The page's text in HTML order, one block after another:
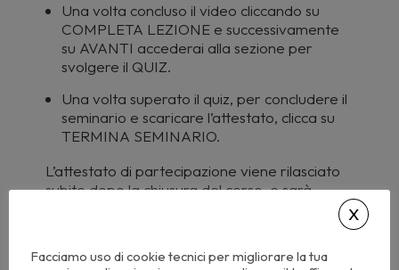
Una volta concluso il video cliccando su
COMPLETA LEZIONE e successivamente
su AVANTI accederai alla sezione per
svolgere il QUIZ.
Una volta superato il quiz, per concludere il
seminario e scaricare l’attestato, clicca su
TERMINA SEMINARIO.
L’attestato di partecipazione viene rilasciato
subito dopo la chiusura del corso, e sarà
saranno visibili sulla piattaforma nazionale
Facciamo uso di cookie tecnici per migliorare la tua